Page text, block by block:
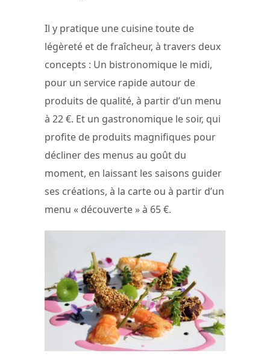
Il y pratique une cuisine toute de
légèreté et de fraîcheur, à travers deux
concepts : Un bistronomique le midi,
pour un service rapide autour de
produits de qualité, à partir d’un menu
à 22 €. Et un gastronomique le soir, qui
profite de produits magnifiques pour
décliner des menus au goût du
moment, en laissant les saisons guider
ses créations, à la carte ou à partir d’un
menu « découverte » à 65 €.